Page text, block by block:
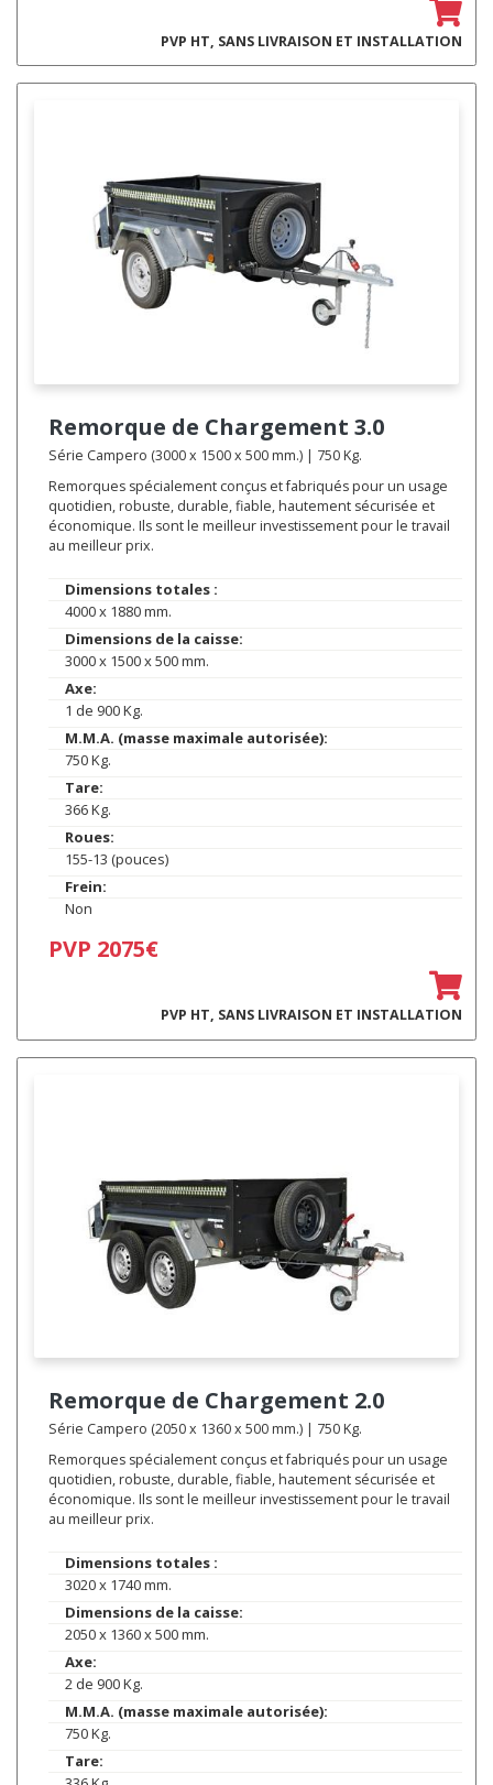
PVP HT, SANS LIVRAISON ET INSTALLATION
Remorque de Chargement 3.0
Série Campero (3000 x 1500 x 500 mm.) | 750 Kg.
Remorques spécialement conçus et fabriqués pour un usage
quotidien, robuste, durable, fiable, hautement sécurisée et
économique. Ils sont le meilleur investissement pour le travail
au meilleur prix.
Dimensions totales :
4000 x 1880 mm.
Dimensions de la caisse:
3000 x 1500 x 500 mm.
Axe:
1 de 900 Kg.
M.M.A. (masse maximale autorisée):
750 Kg.
Tare:
366 Kg.
Roues:
155-13 (pouces)
Frein:
Non
PVP 2075€
PVP HT, SANS LIVRAISON ET INSTALLATION
Remorque de Chargement 2.0
Série Campero (2050 x 1360 x 500 mm.) | 750 Kg.
Remorques spécialement conçus et fabriqués pour un usage
quotidien, robuste, durable, fiable, hautement sécurisée et
économique. Ils sont le meilleur investissement pour le travail
au meilleur prix.
Dimensions totales :
3020 x 1740 mm.
Dimensions de la caisse:
2050 x 1360 x 500 mm.
Axe:
2 de 900 Kg.
M.M.A. (masse maximale autorisée):
750 Kg.
Tare: